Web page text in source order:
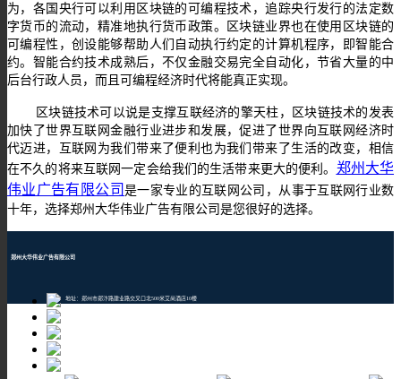
为，各国央行可以利用区块链的可编程技术，追踪央行发行的法定数
字货币的流动，精准地执行货币政策。区块链业界也在使用区块链的
可编程性，创设能够帮助人们自动执行约定的计算机程序，即智能合
约。智能合约技术成熟后，不仅金融交易完全自动化，节省大量的中
后台行政人员，而且可编程经济时代将能真正实现。
区块链技术可以说是支撑互联经济的擎天柱，区块链技术的发表
加快了世界互联网金融行业进步和发展，促进了世界向互联网经济时
代迈进，互联网为我们带来了便利也为我们带来了生活的改变，相信
在不久的将来互联网一定会给我们的生活带来更大的便利。 郑州大华
伟业广告有限公司 是一家专业的互联网公司，从事于互联网行业数
十年，选择郑州大华伟业广告有限公司是您很好的选择。
郑州大华伟业广告有限公司
地址：郑州市郑汴路建业路交叉口北500米艾尚酒店10楼